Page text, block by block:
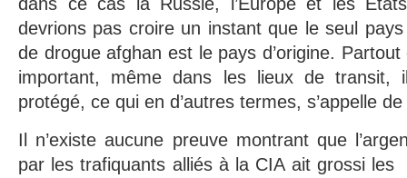
devrions pas croire un instant que le seul
de drogue afghan est le pays d’origine.
important, même dans les lieux de transit,
protégé, ce qui en d’autres termes, s’appelle
Il n’existe aucune preuve montrant que
par les trafiquants alliés à la CIA ait grossi les